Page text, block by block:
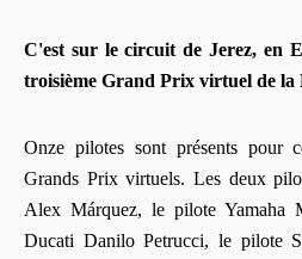
C'est sur le circuit de Jerez, en
troisième Grand Prix virtuel de la
Onze pilotes sont présents pour
Grands Prix virtuels. Les deux
Alex Márquez, le pilote Yamaha
Ducati Danilo Petrucci, le pilote